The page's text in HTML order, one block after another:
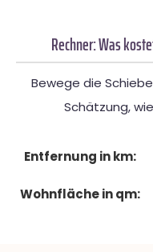
Rechner: Was
Bewege die
Schätzung,
Entfernung in km:
Wohnfläche in qm: